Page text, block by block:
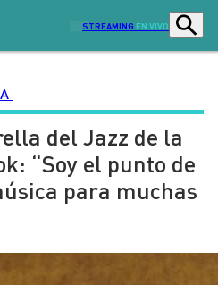
STREAMING EN VIVO
Programas
Actualidad
Economía
del Jazz de la
“Soy el punto de
para muchas